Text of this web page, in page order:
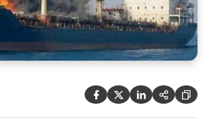
    